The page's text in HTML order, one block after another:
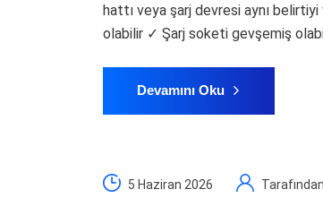
hattı veya şarj devresi aynı
olabilir ✓ Şarj soketi gevşemiş
Devamını Oku
5 Haziran 2026 Tarafından